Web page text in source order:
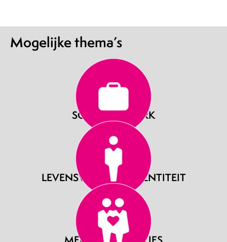
Mogelijke thema’s
SCHOOL & WERK
LEVENSVRAGEN & IDENTITEIT